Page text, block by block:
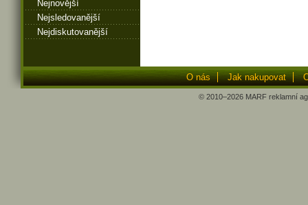
Nejnovější
Nejsledovanější
Nejdiskutovanější
O nás Jak nakupovat
© 2010–2026 MARF reklamní